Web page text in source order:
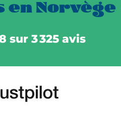
Norvège
sur 3 325 avis